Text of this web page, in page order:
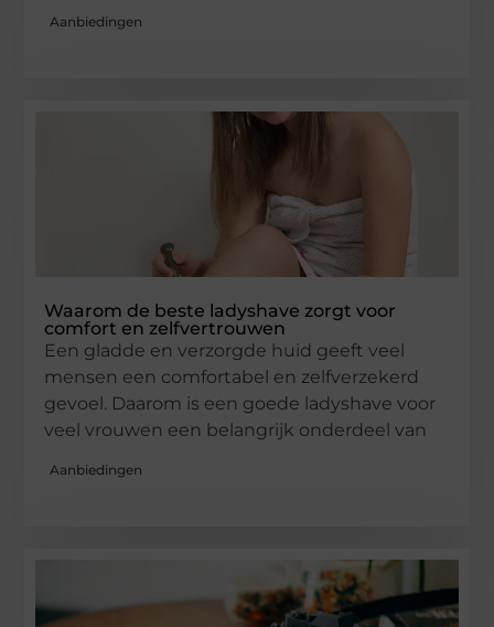
Aanbiedingen
Waarom de beste ladyshave zorgt voor
comfort en zelfvertrouwen
Een gladde en verzorgde huid geeft veel
mensen een comfortabel en zelfverzekerd
gevoel. Daarom is een goede ladyshave voor
veel vrouwen een belangrijk onderdeel van
Aanbiedingen